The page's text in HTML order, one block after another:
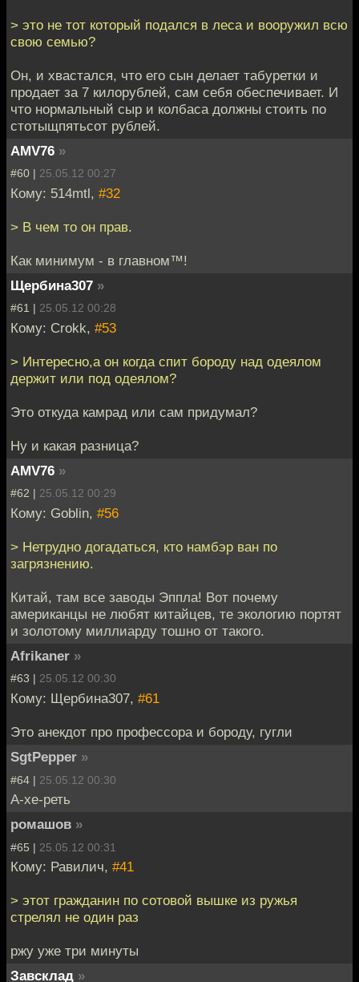
> это не тот который подался в леса и вооружил всю
свою семью?
Он, и хвастался, что его сын делает табуретки и
продает за 7 килорублей, сам себя обеспечивает. И
что нормальный сыр и колбаса должны стоить по
стотыщпятьсот рублей.
AMV76 »
#60 | 25.05.12 00:27
Кому: 514mtl, #32
> В чем то он прав.
Как минимум - в главном™!
Щербина307 »
#61 | 25.05.12 00:28
Кому: Crokk, #53
> Интересно,а он когда спит бороду над одеялом
держит или под одеялом?
Это откуда камрад или сам придумал?
Ну и какая разница?
AMV76 »
#62 | 25.05.12 00:29
Кому: Goblin, #56
> Нетрудно догадаться, кто намбэр ван по
загрязнению.
Китай, там все заводы Эппла! Вот почему
американцы не любят китайцев, те экологию портят
и золотому миллиарду тошно от такого.
Afrikaner »
#63 | 25.05.12 00:30
Кому: Щербина307, #61
Это анекдот про профессора и бороду, гугли
SgtPepper »
#64 | 25.05.12 00:30
А-хе-реть
ромашов »
#65 | 25.05.12 00:31
Кому: Равилич, #41
> этот гражданин по сотовой вышке из ружья
стрелял не один раз
ржу уже три минуты
Завсклад »